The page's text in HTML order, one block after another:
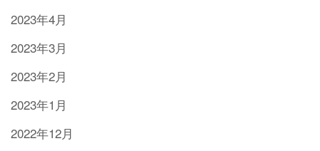
2023年4月
2023年3月
2023年2月
2023年1月
2022年12月